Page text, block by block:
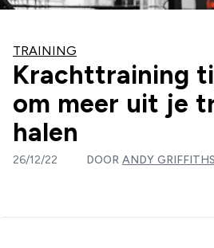
TRAINING
Krachttraining
om meer uit je
halen
26/12/22 DOOR ANDY GRIFFITHS